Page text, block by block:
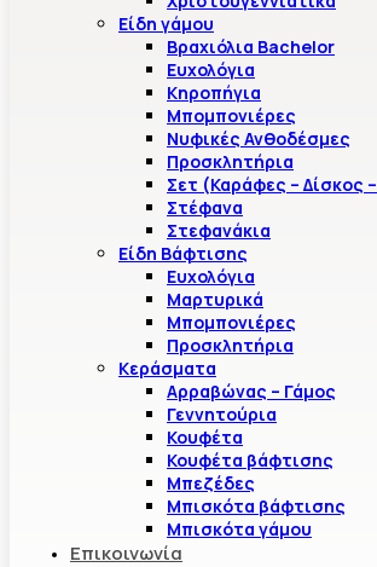
Είδη γάμου
Βραχιόλια Bachelor
Ευχολόγια
Κηροπήγια
Μπομπονιέρες
Νυφικές Ανθοδέσμες
Προσκλητήρια
Σετ (Καράφες – Δίσκος
Στέφανα
Στεφανάκια
Είδη Βάφτισης
Ευχολόγια
Μαρτυρικά
Μπομπονιέρες
Προσκλητήρια
Κεράσματα
Αρραβώνας – Γάμος
Γεννητούρια
Κουφέτα
Κουφέτα βάφτισης
Μπεζέδες
Μπισκότα βάφτισης
Μπισκότα γάμου
Επικοινωνία